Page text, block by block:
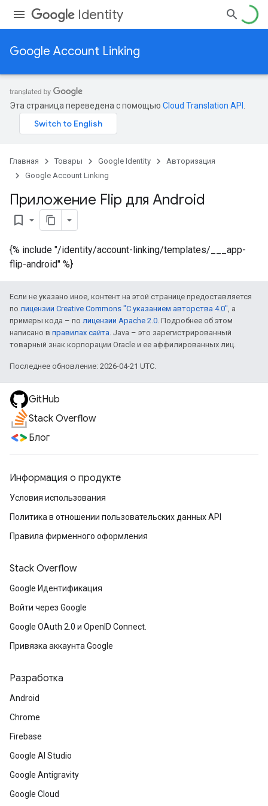
Identity
Google Account Linking
Эта страница переведена с помощью Cloud Translation API
Главная Товары Google Identity
Авторизация
Google Account Linking
Приложение Flip для Android
bookmark_border
{% include "/identity/account-linking/templates/___app-
flip-android" %}
Если не указано иное, контент на этой странице предоставляется
по лицензии Creative Commons "С указанием авторства 4.0", а
примеры кода – по лицензии Apache 2.0. Подробнее об этом
написано в правилах сайта. Java – это зарегистрированный
товарный знак корпорации Oracle и ее аффилированных лиц.
Последнее обновление: 2026-04-21 UTC.
GitHub
Stack Overflow
Блог
Информация о продукте
Условия использования
Политика в отношении пользовательских данных API
Правила фирменного оформления
Stack Overflow
Google Идентификация
Войти через Google
Google OAuth 2.0 и OpenID Connect.
Привязка аккаунта Google
Разработка
Android
Chrome
Firebase
Google AI Studio
Google Antigravity
Google Cloud